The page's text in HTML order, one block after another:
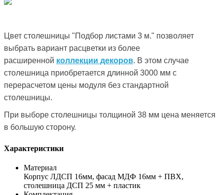
Цвет столешницы "Подбор листами 3 м." позволяет
выбрать вариант расцветки из более
расширенной коллекции декоров. В этом случае
столешница приобретается длинной 3000 мм с
перерасчетом цены модуля без стандартной
столешницы.
При выборе столешницы толщиной 38 мм цена меняется
в большую сторону.
Характеристики
Материал
Корпус ЛДСП 16мм, фасад МДФ 16мм + ПВХ,
столешница ДСП 25 мм + пластик